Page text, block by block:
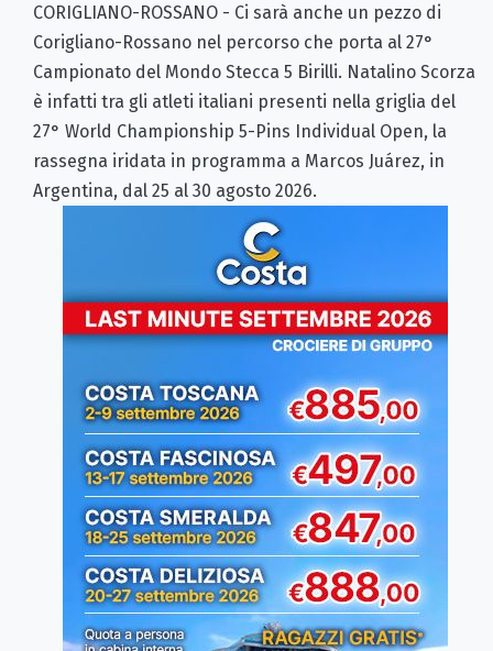
CORIGLIANO-ROSSANO - Ci sarà anche un pezzo di
Corigliano-Rossano nel percorso che porta al 27°
Campionato del Mondo Stecca 5 Birilli. Natalino Scorza
è infatti tra gli atleti italiani presenti nella griglia del
27° World Championship 5-Pins Individual Open, la
rassegna iridata in programma a Marcos Juárez, in
Argentina, dal 25 al 30 agosto 2026.